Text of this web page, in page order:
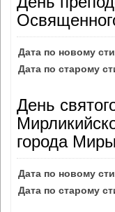
Дата по новому
Дата по старому
День
города
Дата по новому
Дата по старому